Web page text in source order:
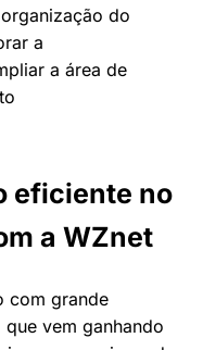
do
a
a área de
eficiente no
a WZnet
com grande
vem ganhando